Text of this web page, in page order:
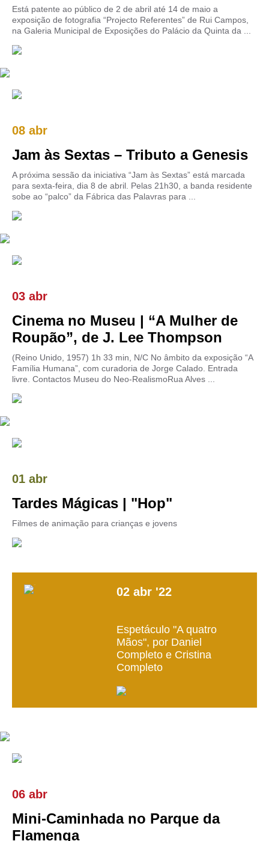
Está patente ao público de 2 de abril até 14 de maio a
exposição de fotografia “Projecto Referentes” de Rui Campos,
na Galeria Municipal de Exposições do Palácio da Quinta da ...
08 abr
Jam às Sextas – Tributo a Genesis
A próxima sessão da iniciativa “Jam às Sextas” está marcada
para sexta-feira, dia 8 de abril. Pelas 21h30, a banda residente
sobe ao “palco” da Fábrica das Palavras para ...
03 abr
Cinema no Museu | “A Mulher de
Roupão”, de J. Lee Thompson
(Reino Unido, 1957) 1h 33 min, N/C No âmbito da exposição “A
Família Humana”, com curadoria de Jorge Calado. Entrada
livre. Contactos Museu do Neo-RealismoRua Alves ...
01 abr
Tardes Mágicas | "Hop"
Filmes de animação para crianças e jovens
02 abr '22
Espetáculo "A quatro
Mãos", por Daniel
Completo e Cristina
Completo
06 abr
Mini-Caminhada no Parque da
Flamenga